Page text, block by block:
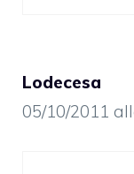
Lodecesa
05/10/2011